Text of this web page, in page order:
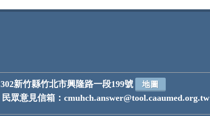
302新竹縣竹北市興隆路一段199號 地圖
民眾意見信箱：cmuhch.answer@tool.caaumed.org.tw